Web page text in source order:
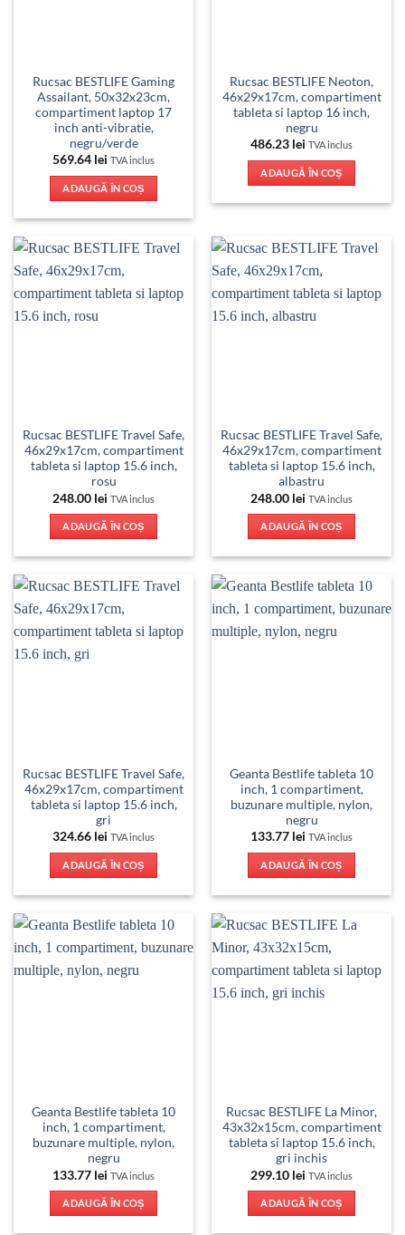
Rucsac BESTLIFE Gaming
Assailant, 50x32x23cm,
compartiment laptop 17
inch anti-vibratie,
negru/verde
569.64 lei TVA inclus
ADAUGĂ ÎN COȘ
Rucsac BESTLIFE Neoton,
46x29x17cm, compartiment
tableta si laptop 16 inch,
negru
486.23 lei TVA inclus
ADAUGĂ ÎN COȘ
Rucsac BESTLIFE Travel Safe,
46x29x17cm, compartiment
tableta si laptop 15.6 inch,
rosu
248.00 lei TVA inclus
ADAUGĂ ÎN COȘ
Rucsac BESTLIFE Travel Safe,
46x29x17cm, compartiment
tableta si laptop 15.6 inch,
albastru
248.00 lei TVA inclus
ADAUGĂ ÎN COȘ
Rucsac BESTLIFE Travel Safe,
46x29x17cm, compartiment
tableta si laptop 15.6 inch,
gri
324.66 lei TVA inclus
ADAUGĂ ÎN COȘ
Geanta Bestlife tableta 10
inch, 1 compartiment,
buzunare multiple, nylon,
negru
133.77 lei TVA inclus
ADAUGĂ ÎN COȘ
Geanta Bestlife tableta 10
inch, 1 compartiment,
buzunare multiple, nylon,
negru
133.77 lei TVA inclus
ADAUGĂ ÎN COȘ
Rucsac BESTLIFE La Minor,
43x32x15cm, compartiment
tableta si laptop 15.6 inch,
gri inchis
299.10 lei TVA inclus
ADAUGĂ ÎN COȘ